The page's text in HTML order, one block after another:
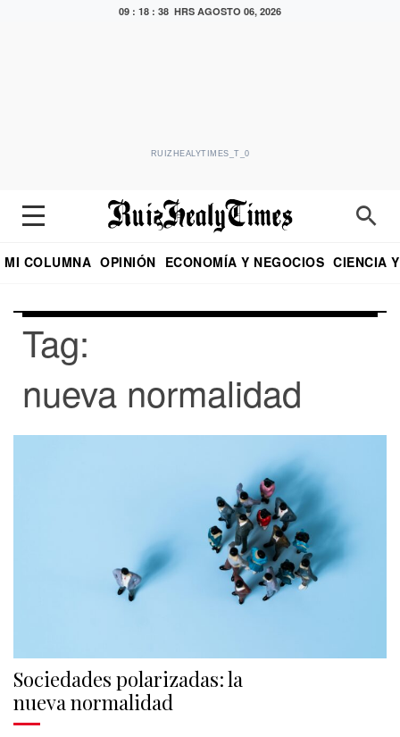
09 : 18 : 38 HRS AGOSTO 06, 2026
RUIZHEALYTIMES_T_0
MI COLUMNA OPINIÓN ECONOMÍA Y NEGOCIOS CIENCIA
Tag:
nueva normalidad
Sociedades polarizadas: la
nueva normalidad